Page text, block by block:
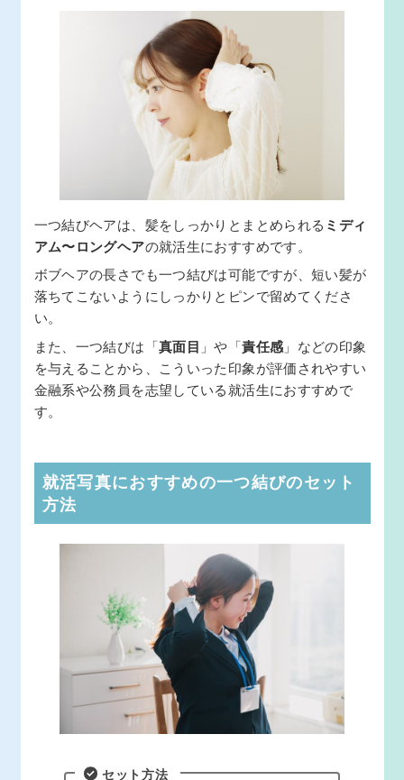
一つ結びヘアは、髪をしっかりとまとめられる ミディ
アム〜ロングヘアの就活生におすすめです。
ボブヘアの長さでも一つ結びは可能ですが、短い髪が
落ちてこないようにしっかりとピンで留めてくださ
い。
また、一つ結びは「真面目 」や「責任感 」などの印象
を与えることから、こういった印象が評価されやすい
金融系や公務員を志望している就活生におすすめで
す。
就活写真におすすめの一つ結びのセット
方法
セット方法